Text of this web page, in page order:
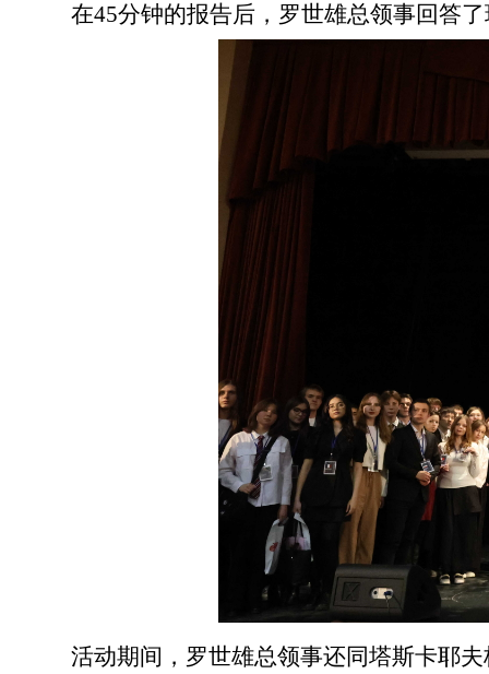
在45分钟的报告后，罗世雄总领事回答
活动期间，罗世雄总领事还同塔斯卡耶